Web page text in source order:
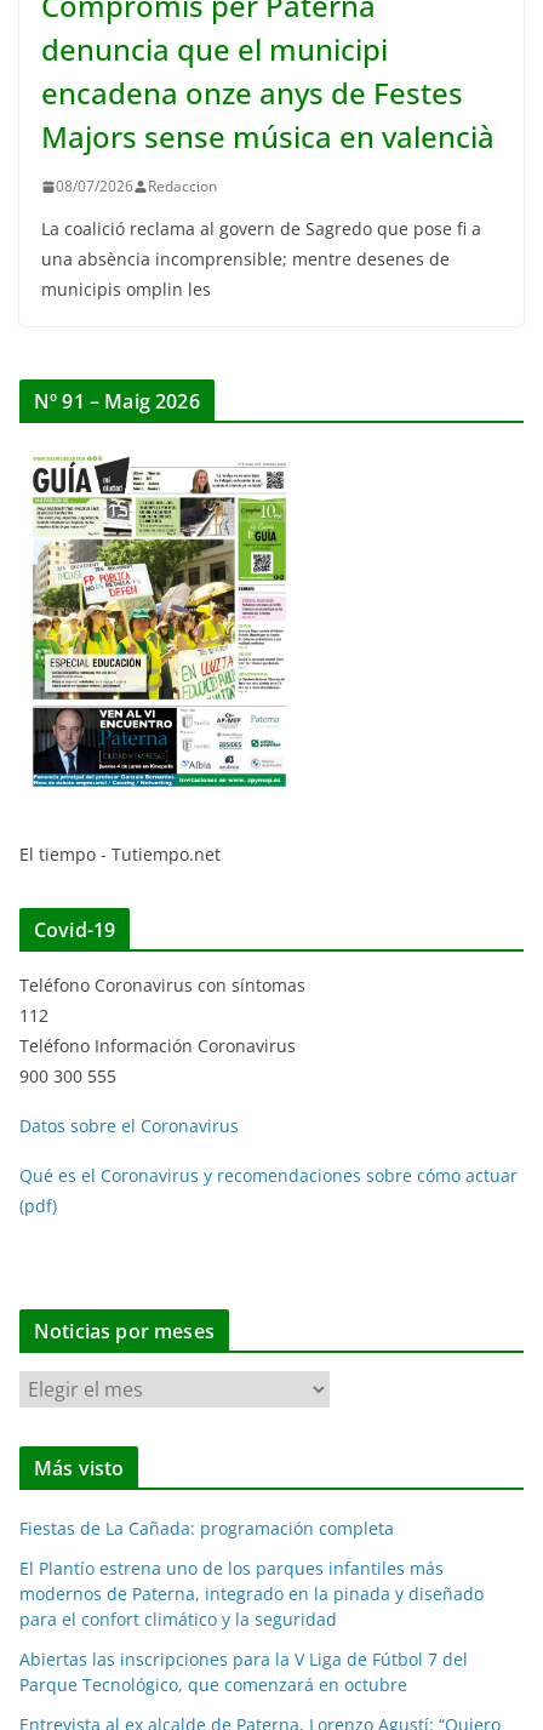
denuncia que el municipi
encadena onze anys de Festes
Majors sense música en valencià
08/07/2026 Redaccion
La coalició reclama al govern de Sagredo que pose fi a
una absència incomprensible; mentre desenes de
municipis omplin les
Nº 91 – Maig 2026
El tiempo - Tutiempo.net
Covid-19
Teléfono Coronavirus con síntomas
112
Teléfono Información Coronavirus
900 300 555
Datos sobre el Coronavirus
Qué es el Coronavirus y recomendaciones sobre cómo actuar
(pdf)
Noticias por meses
N
o
t
i
a
s
p
o
r
m
Más visto
Fiestas de La Cañada: programación completa
El Plantío estrena uno de los parques infantiles más
modernos de Paterna, integrado en la pinada y diseñado
para el confort climático y la seguridad
Abiertas las inscripciones para la V Liga de Fútbol 7 del
Parque Tecnológico, que comenzará en octubre
Entrevista al ex alcalde de Paterna, Lorenzo Agustí: “Quiero